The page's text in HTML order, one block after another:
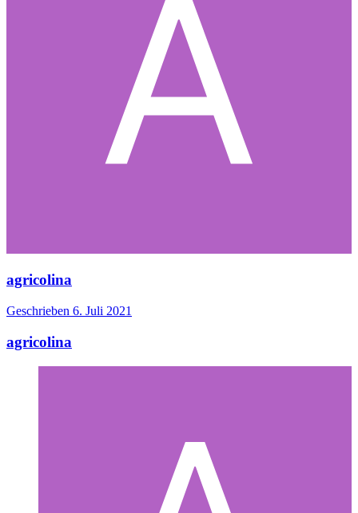
agricolina
Geschrieben 6. Juli 2021
agricolina